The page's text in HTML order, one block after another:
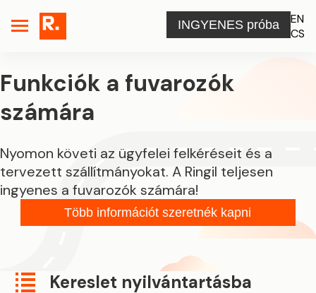
INGYENES próba
EN
CS
Funkciók a fuvarozók
számára
Nyomon követi az ügyfelei felkéréseit és a
tervezett szállítmányokat. A Ringil teljesen
ingyenes a fuvarozók számára!
Több információt szeretnék kapni
Kereslet nyilvántartásba